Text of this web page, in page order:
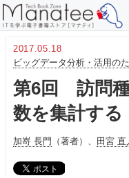
2017.05.18
ビッグデータ分析・活用の
第6回 訪問
数を集計する
加嵜 長門 （著者）、 田宮 直